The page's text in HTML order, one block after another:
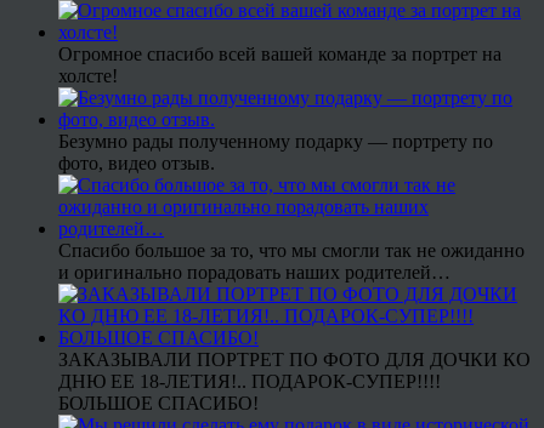
Огромное спасибо всей вашей команде за портрет на
холсте!
Безумно рады полученному подарку — портрету по
фото, видео отзыв.
Спасибо большое за то, что мы смогли так не ожиданно
и оригинально порадовать наших родителей…
ЗАКАЗЫВАЛИ ПОРТРЕТ ПО ФОТО ДЛЯ ДОЧКИ КО
ДНЮ ЕЕ 18-ЛЕТИЯ!.. ПОДАРОК-СУПЕР!!!!
БОЛЬШОЕ СПАСИБО!